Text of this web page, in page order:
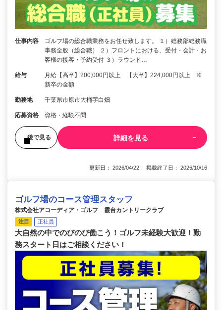
仕事内容
ゴルフ場の総合職業務をお任せ致します。 １）総務部総務職
事務全般（総合職） ２）フロントにおける、受付・会計・お
客様の接客・予約受付 ３）ラウンド…
給与
月給【高卒】200,000円以上 【大卒】224,000円以上 ※
新卒の金額
勤務地 千葉県市原市大桶字白畑
応募資格 資格・経験不問
後で見る 詳細を見る
更新日： 2026/04/22 掲載終了日： 2026/10/16
ゴルフ場のコース管理スタッフ
株式会社アコーディア・ゴルフ 霞台カントリークラブ
注目 正社員
大自然の中でのびのび働こう！ゴルフ未経験大歓迎！勤
務スタート日はご相談ください！